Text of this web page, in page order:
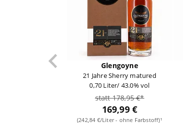
Glengoyne
21 Jahre Sherry matured
0,70 Liter/ 43.0% vol
statt 178,95 €*
169,99 €
(242,84 €/Liter - ohne Farbstoff)¹